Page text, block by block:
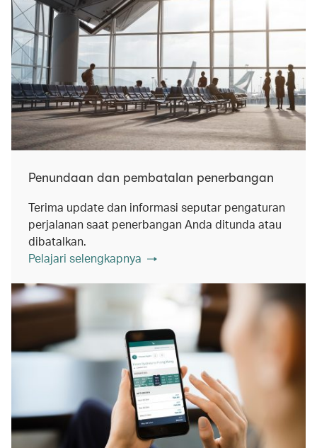
Penundaan dan pembatalan penerbangan
Terima update dan informasi seputar pengaturan
perjalanan saat penerbangan Anda ditunda atau
dibatalkan.
Pelajari selengkapnya